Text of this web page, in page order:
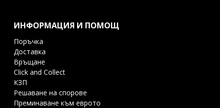
ИНФОРМАЦИЯ И ПОМОЩ
Поръчка
Доставка
Връщане
Click and Collect
КЗП
Решаване на спорове
Преминаване към еврото